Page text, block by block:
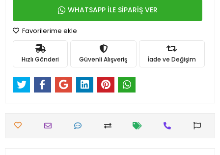
WHATSAPP İLE SİPARİŞ VER
Favorilerime ekle
Hızlı Gönderi Güvenli Alışveriş İade ve Değişim